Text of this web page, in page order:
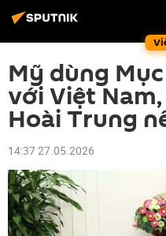
Mỹ dùng
với Việt
Hoài Trung
14:37 27.05.2026